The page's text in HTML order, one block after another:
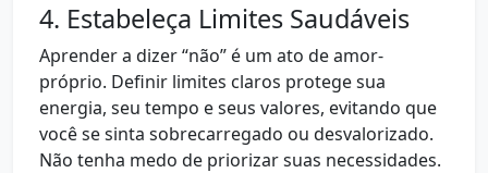
4. Estabeleça Limites Saudáveis
Aprender a dizer “não” é um ato de amor-
próprio. Definir limites claros protege sua
energia, seu tempo e seus valores, evitando que
você se sinta sobrecarregado ou desvalorizado.
Não tenha medo de priorizar suas necessidades.